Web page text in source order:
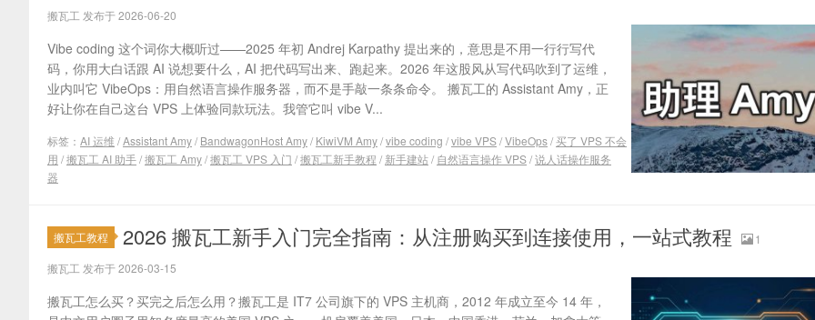
搬瓦工 发布于 2026-06-20
Vibe coding 这个词你大概听过——2025 年初 Andrej Karpathy 提出来的，意思是不用一行行写代
码，你用大白话跟 AI 说想要什么，AI 把代码写出来、跑起来。2026 年这股风从写代码吹到了运维，
业内叫它 VibeOps：用自然语言操作服务器，而不是手敲一条条命令。 搬瓦工的 Assistant Amy，正
好让你在自己这台 VPS 上体验同款玩法。我管它叫 vibe V...
标签： AI 运维 /Assistant Amy/ BandwagonHost Amy/ KiwiVM Amy/vibe coding /vibe VPS/VibeOps/买了 VPS 不会
用 /搬瓦工 AI 助手/搬瓦工 Amy/搬瓦工 VPS 入门 /搬瓦工新手教程 / 新手建站/ 自然语言操作 VPS/说人话操作服务
器
搬瓦工教程 2026 搬瓦工新手入门完全指南：从注册购买到连接使用，一站式教程
1
搬瓦工 发布于 2026-03-15
搬瓦工怎么买？买完之后怎么用？搬瓦工是 IT7 公司旗下的 VPS 主机商，2012 年成立至今 14 年，